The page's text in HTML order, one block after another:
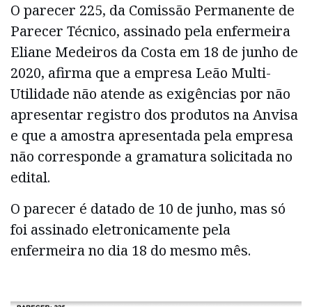
O parecer 225, da Comissão Permanente de
Parecer Técnico, assinado pela enfermeira
Eliane Medeiros da Costa em 18 de junho de
2020, afirma que a empresa Leão Multi-
Utilidade não atende as exigências por não
apresentar registro dos produtos na Anvisa
e que a amostra apresentada pela empresa
não corresponde a gramatura solicitada no
edital.
O parecer é datado de 10 de junho, mas só
foi assinado eletronicamente pela
enfermeira no dia 18 do mesmo mês.